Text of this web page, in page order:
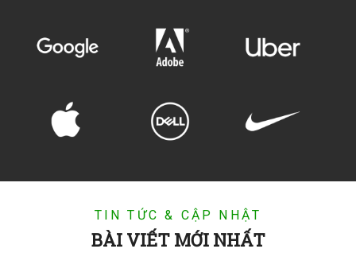
TIN TỨC & CẬP NHẬT
BÀI VIẾT MỚI NHẤT